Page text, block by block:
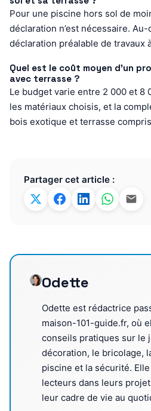
Pour une piscine hors sol de
déclaration n’est nécessaire.
déclaration préalable de travaux
Quel est le coût moyen d’un
avec terrasse ?
Le budget varie entre 2 000 et 8
les matériaux choisis, et la
bois exotique et terrasse
Partager cet article :
Odette
Odette est rédactrice
maison-101-guide.fr, où
conseils pratiques sur le
décoration, le bricolage,
piscine et la sécurité.
lecteurs dans leurs
leur cadre de vie au